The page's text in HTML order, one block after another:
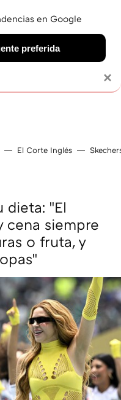
El Corte Inglés
dieta: "El
cena siempre
o fruta, y
×
en Google
preferida